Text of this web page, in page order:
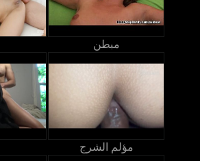
مبطن
مؤلم الشرج